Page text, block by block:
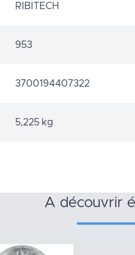
RIBITECH
953
3700194407322
5,225 kg
a découvrir